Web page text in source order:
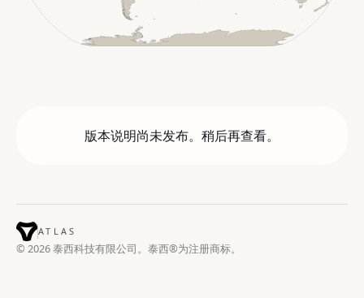
版本说明尚未发布。稍后再查看。
ATLAS
© 2026 泰西科技有限公司。泰西®为注册商标。